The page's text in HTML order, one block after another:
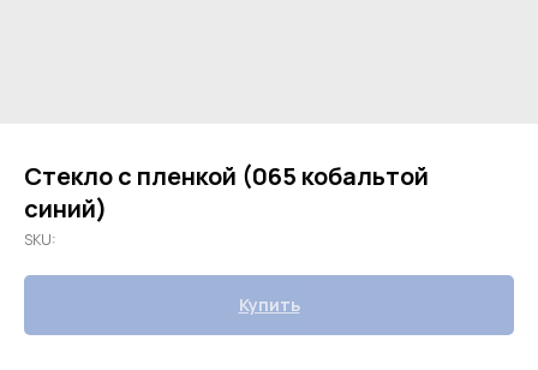
Стекло с пленкой (065 кобальтой
синий)
SKU:
Купить